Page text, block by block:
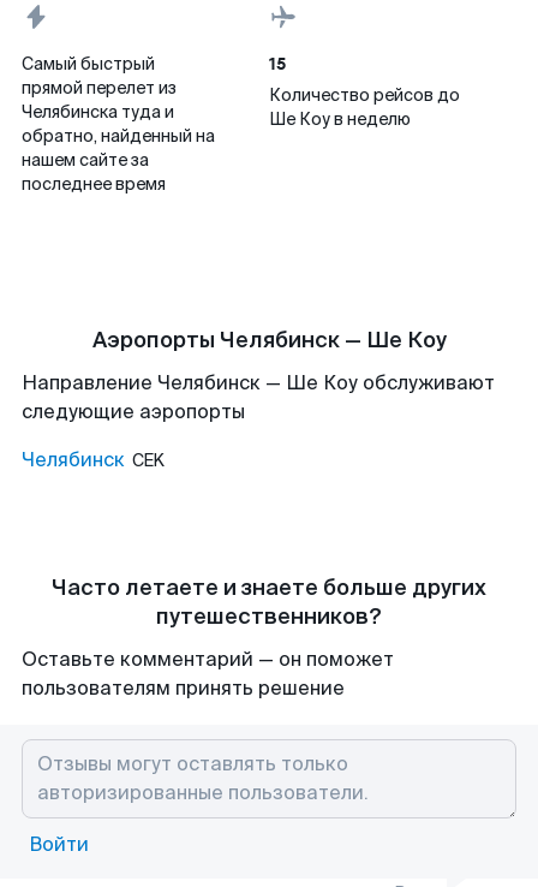
Самый быстрый
прямой перелет из
Челябинска туда и
обратно, найденный на
нашем сайте за
последнее время
15
Количество рейсов до
Ше Коу в неделю
Аэропорты Челябинск — Ше Коу
Направление Челябинск — Ше Коу обслуживают
следующие аэропорты
Челябинск CEK
Часто летаете и знаете больше других
путешественников?
Оставьте комментарий — он поможет
пользователям принять решение
Войти